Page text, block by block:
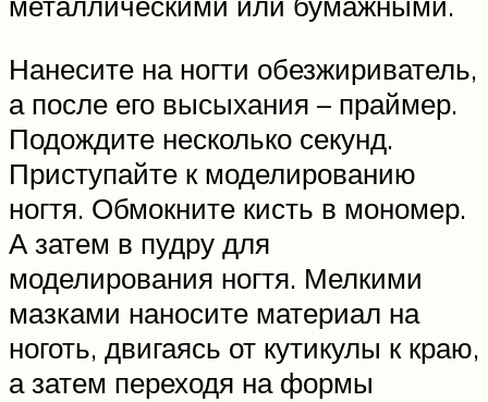
Нанесите на ногти обезжириватель,
а после его высыхания – праймер.
Подождите несколько секунд.
Приступайте к моделированию
ногтя. Обмокните кисть в мономер.
А затем в пудру для
моделирования ногтя. Мелкими
мазками наносите материал на
ноготь, двигаясь от кутикулы к краю,
а затем переходя на формы